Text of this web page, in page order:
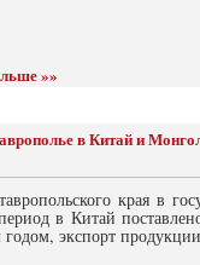
»»
в Китай и
края в
в Китай
экспорт